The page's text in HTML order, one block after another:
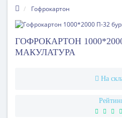
Гофрокартон
ГОФРОКАРТОН
МАКУЛАТУРА
На